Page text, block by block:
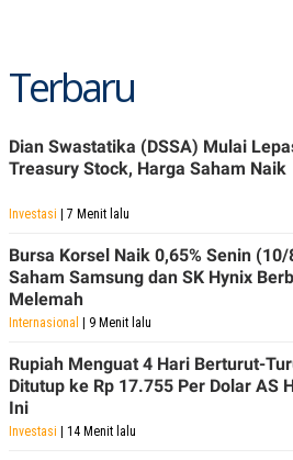
Terbaru
Dian Swastatika (DSSA) Mulai
Treasury Stock, Harga Saham Naik
Investasi | 7 Menit lalu
Bursa Korsel Naik 0,65% Senin (10/
Saham Samsung dan SK Hynix
Melemah
Internasional | 9 Menit lalu
Rupiah Menguat 4 Hari Berturut-
Ditutup ke Rp 17.755 Per Dolar AS
Ini
Investasi | 14 Menit lalu